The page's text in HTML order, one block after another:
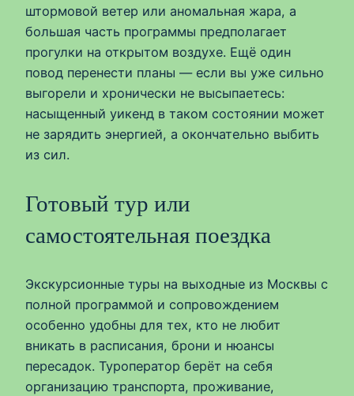
штормовой ветер или аномальная жара, а
большая часть программы предполагает
прогулки на открытом воздухе. Ещё один
повод перенести планы — если вы уже сильно
выгорели и хронически не высыпаетесь:
насыщенный уикенд в таком состоянии может
не зарядить энергией, а окончательно выбить
из сил.
Готовый тур или
самостоятельная поездка
Экскурсионные туры на выходные из Москвы с
полной программой и сопровождением
особенно удобны для тех, кто не любит
вникать в расписания, брони и нюансы
пересадок. Туроператор берёт на себя
организацию транспорта, проживание,